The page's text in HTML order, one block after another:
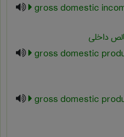
gross domestic
داخلی
gross domestic
gross domestic